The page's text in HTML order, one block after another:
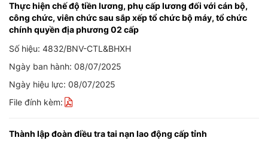
Thực hiện chế độ tiền lương, phụ cấp lương đối với cán bộ,
công chức, viên chức sau sắp xếp tổ chức bộ máy, tổ chức
chính quyền địa phương 02 cấp
Số hiệu: 4832/BNV-CTL&BHXH
Ngày ban hành: 08/07/2025
Ngày hiệu lực: 08/07/2025
File đính kèm:
Thành lập đoàn điều tra tai nạn lao động cấp tỉnh